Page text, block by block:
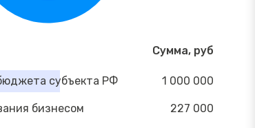
Сумма, руб
субъекта РФ 1 000 000
бизнесом 227 000